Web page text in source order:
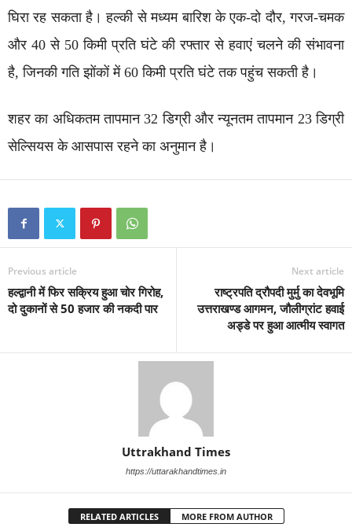
घिरा रह सकता है। हल्की से मध्यम बारिश के एक-दो दौर, गरज-चमक
और 40 से 50 किमी प्रति घंटे की रफ्तार से हवाएं चलने की संभावना
है, जिनकी गति झोंकों में 60 किमी प्रति घंटे तक पहुंच सकती है।
शहर का अधिकतम तापमान 32 डिग्री और न्यूनतम तापमान 23 डिग्री
सेल्सियस के आसपास रहने का अनुमान है।
Previous article
हल्द्वानी में फिर सक्रिय हुआ चोर गिरोह,
दो दुकानों से 50 हजार की नकदी पार
Next article
राष्ट्रपति द्रौपदी मुर्मु का देवभूमि
उत्तराखण्ड आगमन, जौलीग्रांट हवाई
अड्डे पर हुआ आत्मीय स्वागत
Uttrakhand Times
https://uttarakhandtimes.in
RELATED ARTICLES MORE FROM AUTHOR